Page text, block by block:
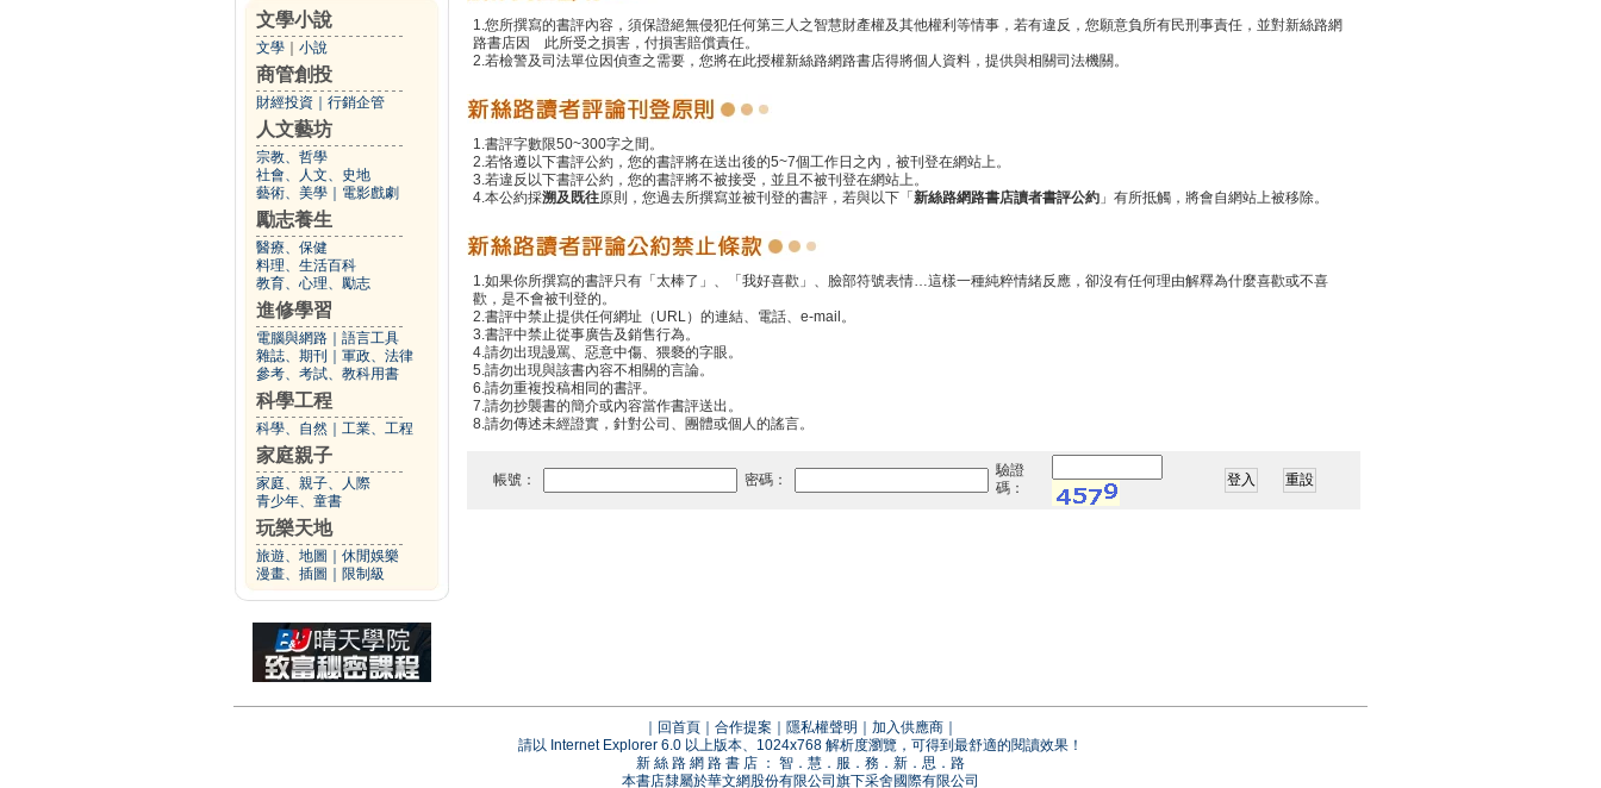
文學小說
文學 小說
商管創投
財經投資 行銷企管
人文藝坊
宗教、哲學
社會、人文、史地
藝術、美學
電影戲劇
勵志養生
醫療、保健
料理、生活百科
教育、心理、勵志
進修學習
電腦與網路
語言工具
雜誌、期刊
軍政、法律
參考、考試、教科用書
科學工程
科學、自然 工業、工程
家庭親子
家庭、親子、人際
青少年、童書
玩樂天地
旅遊、地圖
休閒娛樂
漫畫、插圖
限制級
1.您所撰寫的書評內容，須保證絕無侵犯任何第三人之智慧財產權及其他權利等情事，若有違反，您願意負所有民刑事責任，並對新絲路網
路書店因 此所受之損害，付損害賠償責任。
2.若檢警及司法單位因偵查之需要，您將在此授權新絲路網路書店得將個人資料，提供與相關司法機關。
1.書評字數限50~300字之間。
2.若恪遵以下書評公約，您的書評將在送出後的5~7個工作日之內，被刊登在網站上。
3.若違反以下書評公約，您的書評將不被接受，並且不被刊登在網站上。
4.本公約採溯及既往原則，您過去所撰寫並被刊登的書評，若與以下「 新絲路網路書店讀者書評公約 」有所抵觸，將會自網站上被移除。
1.如果你所撰寫的書評只有「太棒了」、「我好喜歡」、臉部符號表情…這樣一種純粹情緒反應，卻沒有任何理由解釋為什麼喜歡或不喜
歡，是不會被刊登的。
2.書評中禁止提供任何網址（URL）的連結、電話、e-mail。
3.書評中禁止從事廣告及銷售行為。
4.請勿出現謾罵、惡意中傷、猥褻的字眼。
5.請勿出現與該書內容不相關的言論。
6.請勿重複投稿相同的書評。
7.請勿抄襲書的簡介或內容當作書評送出。
8.請勿傳述未經證實，針對公司、團體或個人的謠言。
帳號： 密碼：
驗證
碼：
回首頁 合作提案 隱私權聲明 加入供應商
請以 Internet Explorer 6.0 以上版本、1024x768 解析度瀏覽，可得到最舒適的閱讀效果！
新 絲 路 網 路 書 店 ： 智．慧．服．務．新．思．路
本書店隸屬於華文網股份有限公司旗下采舍國際有限公司